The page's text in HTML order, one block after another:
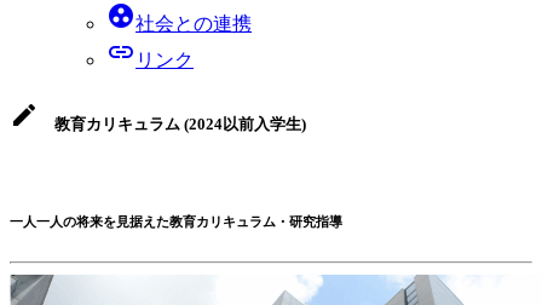
group_work社会との連携
link リンク
edit 教育カリキュラム (2024以前入学生)
一人一人の将来を見据えた教育カリキュラム・研究指導